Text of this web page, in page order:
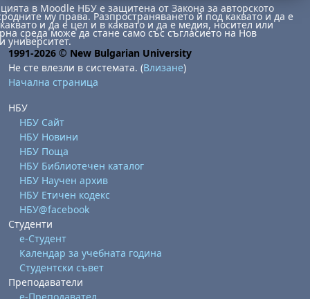
в Moodle НБУ е защитена от Закона за авторското
му права. Разпространяването й под каквато и да е
и да е цел и в каквато и да е медия, носител или
среда може да стане само със съгласието на Нов
университет.
1991-2026 © New Bulgarian University
Не сте влезли в системата. (Влизане)
Начална страница
НБУ
НБУ Сайт
НБУ Новини
НБУ Поща
НБУ Библиотечен каталог
НБУ Научен архив
НБУ Етичен кодекс
НБУ@facebook
Студенти
е-Студент
Календар за учебната година
Студентски съвет
Преподаватели
е-Преподавател